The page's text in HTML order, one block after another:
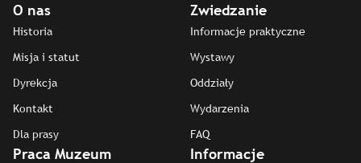
O nas
Historia
Misja i statut
Dyrekcja
Kontakt
Dla prasy
Zwiedzanie
Informacje praktyczne
Wystawy
Oddziały
Wydarzenia
FAQ
Praca Muzeum Informacje